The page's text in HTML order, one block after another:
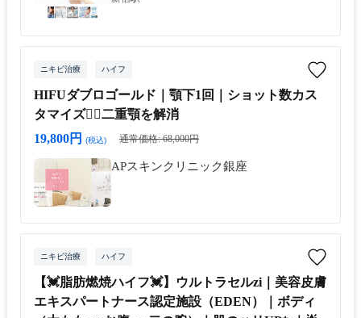
ニキビ治療 ハイフ
HIFUダブロゴールド｜顎下1回｜ショット数カス
タマイズ👩‍⚕️二重顎を解消
19,800円
(税込) 通常価格: 68,000円
APスキンクリニック銀座
ニキビ治療 ハイフ
【💓脂肪燃焼ハイフ💓】ウルトラセルzi｜美容皮膚
エキスパートナース認定施設（EDEN）｜ボディ